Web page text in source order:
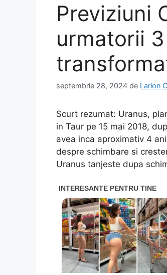
Previziuni
urmatorii
septembrie 28, 2024 de Larion
Scurt rezumat: Uranus,
in Taur pe 15 mai 2018,
avea inca aproximativ 4
despre schimbare si
Uranus tanjeste dupa